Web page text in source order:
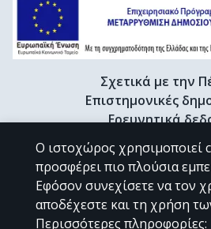
Σχετικά με την
Επιστημονικές
Ερευνητικά
Διδακτορικές διατριβές &
Προφίλ
CC
Ο ιστοχώρος χρησιμοποιεί
προσφέρει πιο πλούσια
Εφόσον συνεχίσετε να τον
αποδέχεστε και τη χρήση
Περισσότερες πληροφορίες: